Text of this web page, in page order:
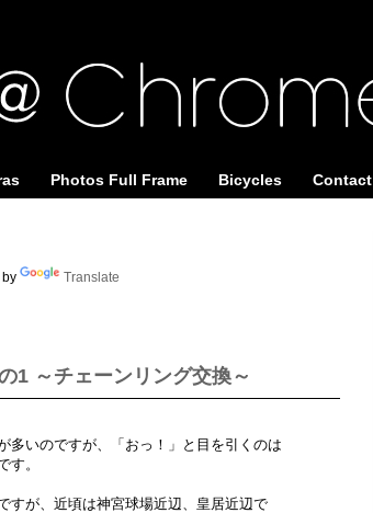
Photos Full Frame Bicycles Contact
by Translate
1 ～チェーンリング交換～
多いのですが、「おっ！」と目を引くのは
す。
すが、近頃は神宮球場近辺、皇居近辺で